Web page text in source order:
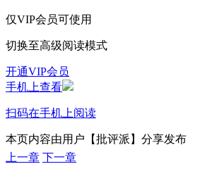
仅VIP会员可使用
切换至高级阅读模式
开通VIP会员
手机上查看
扫码在手机上阅读
本页内容由用户【批评派】分享发布
上一章 下一章